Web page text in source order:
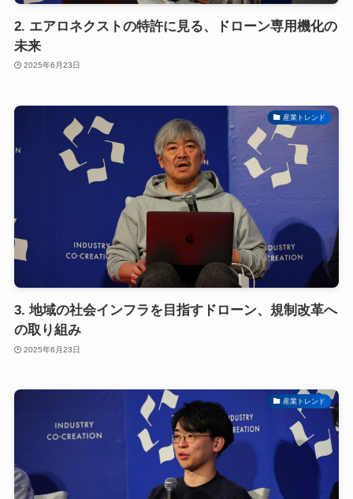
2. エアロネクストの特許に見る、ドローン専用機化の
未来
2025年6月23日
産業トレンド
3. 地域の社会インフラを目指すドローン、規制改革へ
の取り組み
2025年6月23日
産業トレンド